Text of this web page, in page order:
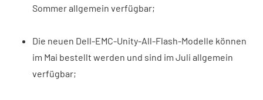
Sommer allgemein verfügbar;
Die neuen Dell-EMC-Unity-All-Flash-Modelle können
im Mai bestellt werden und sind im Juli allgemein
verfügbar;